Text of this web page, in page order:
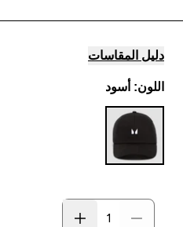
دليل المقاسات
اللون: أسود